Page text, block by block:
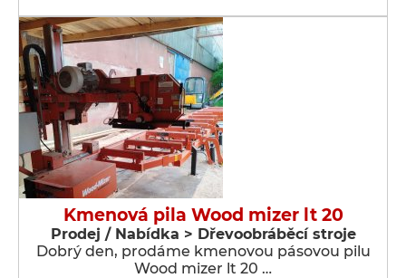
Kmenová pila Wood mizer lt 20
Prodej / Nabídka > Dřevoobráběcí stroje
Dobrý den, prodáme kmenovou pásovou pilu
Wood mizer lt 20 …